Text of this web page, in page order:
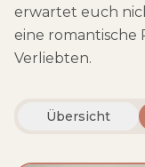
erwartet euch
eine romantische
Verliebten.
Übersicht